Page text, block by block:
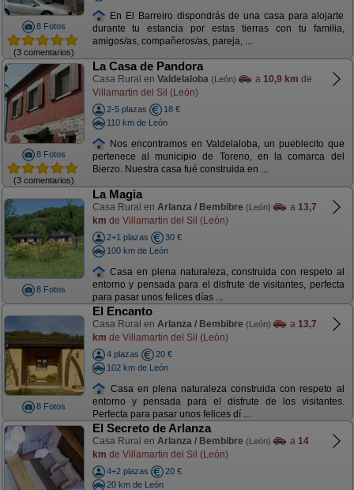
8 Fotos
(3 comentarios)
En El Barreiro dispondrás de una casa para alojarte
durante tu estancia por estas tierras con tu familia,
amigos/as, compañeros/as, pareja, ...
8 Fotos
(3 comentarios)
La Casa de Pandora
Casa Rural en Valdelaloba (León) a 10,9 km de
Villamartin del Sil (León)
2-5 plazas
18 €
110 km de León
Nos encontramos en Valdelaloba, un pueblecito que
pertenece al municipio de Toreno, en la comarca del
Bierzo. Nuestra casa fué construida en ...
8 Fotos
La Magia
Casa Rural en Arlanza / Bembibre (León) a 13,7
km de Villamartin del Sil (León)
2+1 plazas
30 €
100 km de León
Casa en plena naturaleza, construida con respeto al
entorno y pensada para el disfrute de visitantes, perfecta
para pasar unos felices días ...
8 Fotos
El Encanto
Casa Rural en Arlanza / Bembibre (León) a 13,7
km de Villamartin del Sil (León)
4 plazas
20 €
102 km de León
Casa en plena naturaleza construida con respeto al
entorno y pensada para el disfrute de los visitantes.
Perfecta para pasar unos felices dí ...
El Secreto de Arlanza
Casa Rural en Arlanza / Bembibre (León) a 14
km de Villamartin del Sil (León)
4+2 plazas
20 €
20 km de León